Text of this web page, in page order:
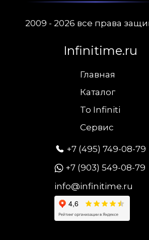
2009 - 2026 все права
Infinitime.ru
Главная
Каталог
To Infiniti
Сервис
+7 (495) 749-08-79
+7 (903) 549-08-79
info@infinitime.ru